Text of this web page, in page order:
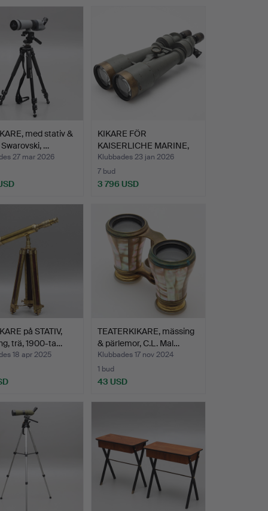
med stativ &
…
27 mar 2026
KIKARE FÖR
KAISERLICHE MARINE,
Emil Busch …
Klubbades 23 jan 2026
7 bud
3 796 USD
på STATIV,
trä, 1900-ta…
18 apr 2025
TEATERKIKARE, mässing
& pärlemor, C.L. Mal…
Klubbades 17 nov 2024
1 bud
43 USD